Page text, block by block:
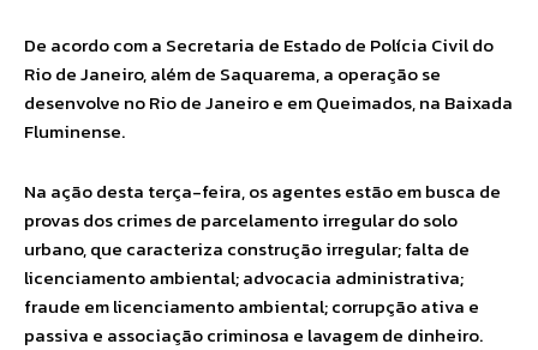
De acordo com a Secretaria de Estado de Polícia Civil do
Rio de Janeiro, além de Saquarema, a operação se
desenvolve no Rio de Janeiro e em Queimados, na Baixada
Fluminense.
Na ação desta terça-feira, os agentes estão em busca de
provas dos crimes de parcelamento irregular do solo
urbano, que caracteriza construção irregular; falta de
licenciamento ambiental; advocacia administrativa;
fraude em licenciamento ambiental; corrupção ativa e
passiva e associação criminosa e lavagem de dinheiro.